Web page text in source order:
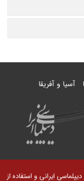
آسیا و آفریقا
ایرانی و استفاده از